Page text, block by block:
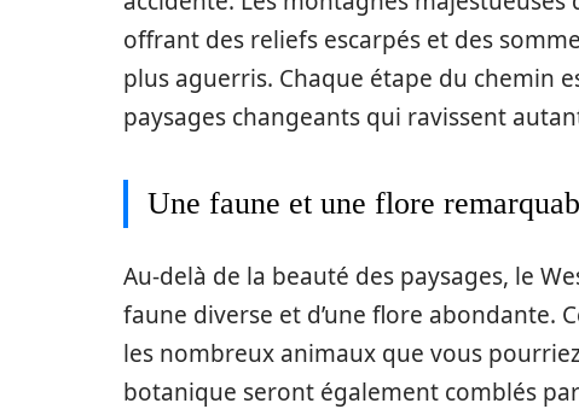
offrant des reliefs escarpés et des
plus aguerris. Chaque étape du chemin
paysages changeants qui ravissent
Une faune et une flore
Au-delà de la beauté des paysages, le
faune diverse et d’une flore abondante.
les nombreux animaux que vous
botanique seront également comblés